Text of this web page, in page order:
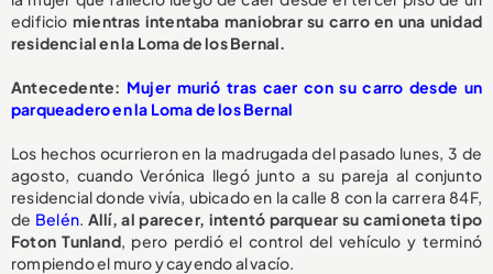
edificio mientras intentaba maniobrar su carro en una unidad
residencial en la Loma de los Bernal.
Antecedente: Mujer murió tras caer con su carro desde un
parqueadero en la Loma de los Bernal
Los hechos ocurrieron en la madrugada del pasado lunes, 3 de
agosto, cuando Verónica llegó junto a su pareja al conjunto
residencial donde vivía, ubicado en la calle 8 con la carrera 84F,
de Belén Allí, al parecer, intentó parquear su camioneta tipo
Foton Tunland, pero perdió el control del vehículo y terminó
rompiendo el muro y cayendo al vacío.